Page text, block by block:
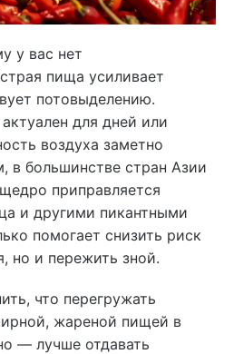
у вас нет
пища усиливает
потовыделению.
для дней или
воздуха заметно
большинстве стран Азии
приправляется
и другими пикантными
помогает снизить риск
но и пережить зной.
что перегружать
жареной пищей в
— лучше отдавать